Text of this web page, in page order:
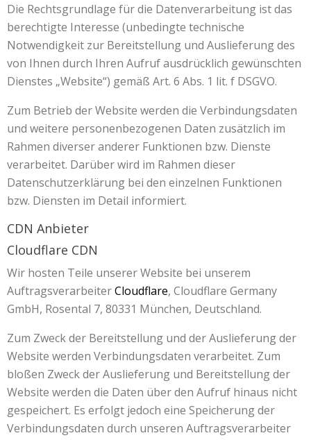
Die Rechtsgrundlage für die Datenverarbeitung ist das
berechtigte Interesse (unbedingte technische
Notwendigkeit zur Bereitstellung und Auslieferung des
von Ihnen durch Ihren Aufruf ausdrücklich gewünschten
Dienstes „Website“) gemäß Art. 6 Abs. 1 lit. f DSGVO.
Zum Betrieb der Website werden die Verbindungsdaten
und weitere personenbezogenen Daten zusätzlich im
Rahmen diverser anderer Funktionen bzw. Dienste
verarbeitet. Darüber wird im Rahmen dieser
Datenschutzerklärung bei den einzelnen Funktionen
bzw. Diensten im Detail informiert.
CDN Anbieter
Cloudflare CDN
Wir hosten Teile unserer Website bei unserem
AuftragsverarbeiterCloudflare, Cloudflare Germany
GmbH, Rosental 7, 80331 München, Deutschland.
Zum Zweck der Bereitstellung und der Auslieferung der
Website werden Verbindungsdaten verarbeitet. Zum
bloßen Zweck der Auslieferung und Bereitstellung der
Website werden die Daten über den Aufruf hinaus nicht
gespeichert. Es erfolgt jedoch eine Speicherung der
Verbindungsdaten durch unseren Auftragsverarbeiter